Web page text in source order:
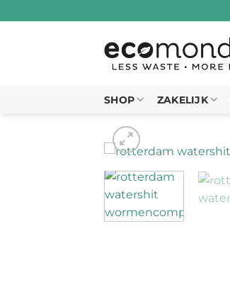
SHOP ZAKELIJK